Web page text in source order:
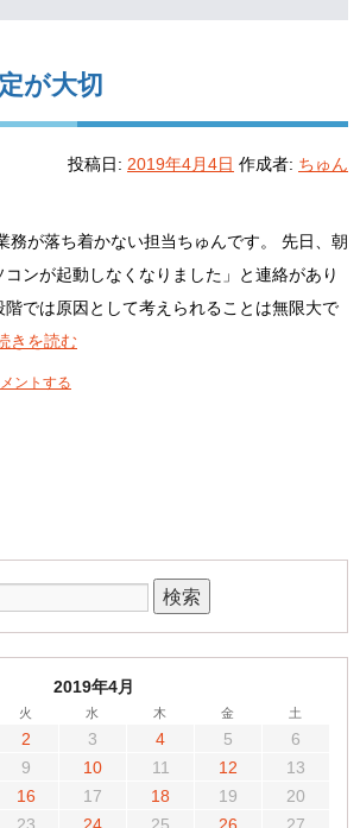
が大切
投稿日: 2019年4月4日 作成者: ちゅん
務が落ち着かない担当ちゅんです。 先日、朝
ンが起動しなくなりました」と連絡があり
階では原因として考えられることは無限大で
きを読む
ントする
2019年4月
火 水 木 金 土
2 3 4 5
6
9 10 11 12
13
16 17 18 19
20